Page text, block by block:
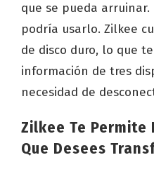
que se pueda
podría usarlo. Zilkee
de disco duro, lo que
información de tres
necesidad de
Zilkee Te Permite
Que Desees